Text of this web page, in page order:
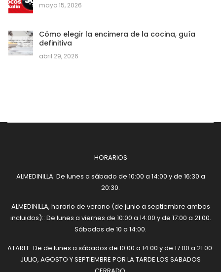
mayo 15, 2026
Cómo elegir la encimera de la cocina, guía
definitiva
abril 29, 2026
HORARIOS
ALMEDINILLA: De lunes a sábado de 10:00 a 14:00 y de 16:30 a
20:30.
ALMEDINILLA, horario de verano (de junio a septiembre ambos
incluidos):: De lunes a viernes de 10:00 a 14:00 y de 17:00 a 21:00.
Sábados de 10 a 14:00.
ATARFE: De de lunes a sábados de 10:00 a 14:00 y de 17:00 a 21:00.
JULIO, AGOSTO Y SEPTIEMBRE POR LA TARDE LOS SABADOS